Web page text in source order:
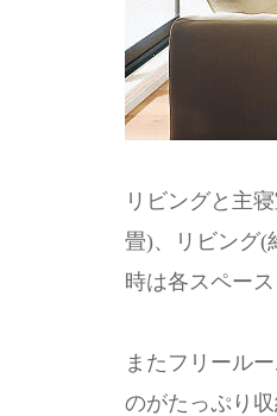
リビングと主
畳)、リビング(
時は各スペー
またフリール
のがたっぷり